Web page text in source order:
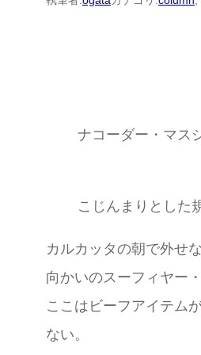
ナコーダー・マス
こじんまりとした
カルカッタの朝で外せ
向かいのスーフィヤー
ここはビーフアイテム
ない。